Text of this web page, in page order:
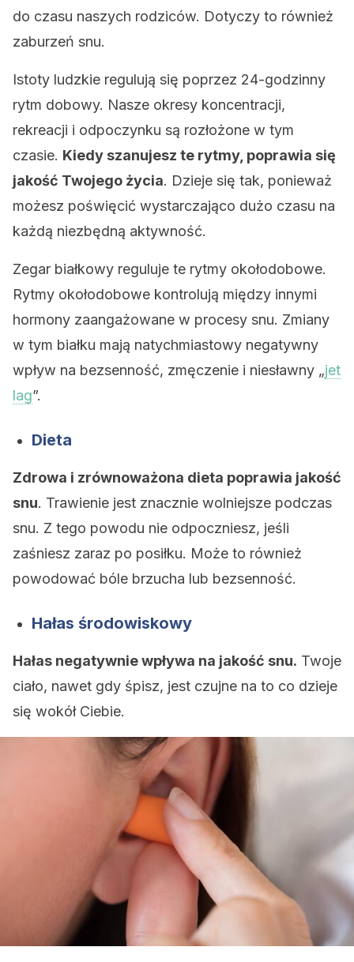
do czasu naszych rodziców. Dotyczy to również
zaburzeń snu.
Istoty ludzkie regulują się poprzez 24-godzinny
rytm dobowy. Nasze okresy koncentracji,
rekreacji i odpoczynku są rozłożone w tym
czasie. Kiedy szanujesz te rytmy, poprawia się
jakość Twojego życia. Dzieje się tak, ponieważ
możesz poświęcić wystarczająco dużo czasu na
każdą niezbędną aktywność.
Zegar białkowy reguluje te rytmy okołodobowe.
Rytmy okołodobowe kontrolują między innymi
hormony zaangażowane w procesy snu. Zmiany
w tym białku mają natychmiastowy negatywny
wpływ na bezsenność, zmęczenie i niesławny „jet
lag”.
Dieta
Zdrowa i zrównoważona dieta poprawia jakość
snu. Trawienie jest znacznie wolniejsze podczas
snu. Z tego powodu nie odpoczniesz, jeśli
zaśniesz zaraz po posiłku. Może to również
powodować bóle brzucha lub bezsenność.
Hałas środowiskowy
Hałas negatywnie wpływa na jakość snu. Twoje
ciało, nawet gdy śpisz, jest czujne na to co dzieje
się wokół Ciebie.